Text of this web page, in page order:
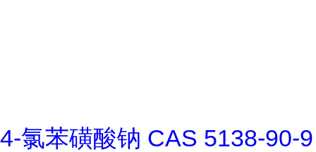
4-氯苯磺酸钠 CAS 5138-90-9